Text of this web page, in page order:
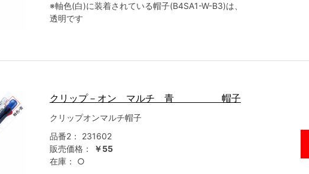
※軸色(白)に装着されている帽子(B4SA1-W-B3)は、
透明です
クリップ－オン マルチ 青 帽子
クリップオンマルチ帽子
品番2：
231602
販売価格：
￥55
在庫：
○